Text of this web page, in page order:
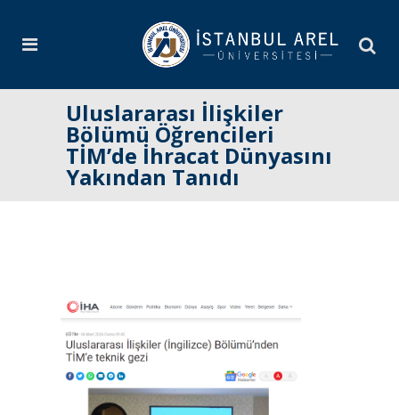
Uluslararası İlişkiler
Bölümü Öğrencileri
TİM’de İhracat Dünyasını
Yakından Tanıdı